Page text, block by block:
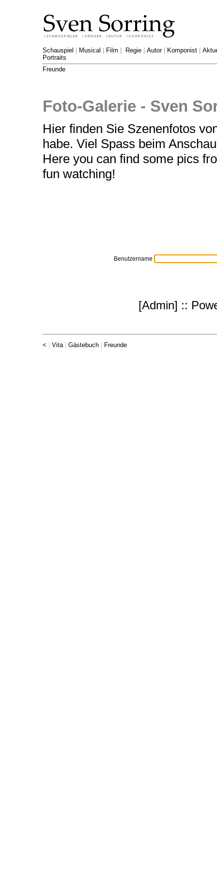
Schauspiel Musical Film Regie Autor| Komponist
Portraits
Freunde
Foto-Galerie - Sven
Hier finden Sie Szenenfotos
habe. Viel Spass beim
Here you can find some pics
fun watching!
Benutzername
[Admin] ::
< Vita| Gästebuch Freunde